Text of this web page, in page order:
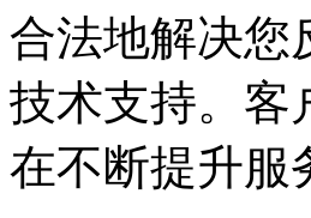
合法地解决您
技术支持。客
在不断提升服